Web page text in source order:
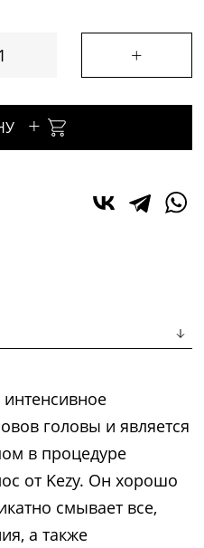
+
+
головы и является
в процедуре
от Kezy. Он хорошо
смывает все,
а также